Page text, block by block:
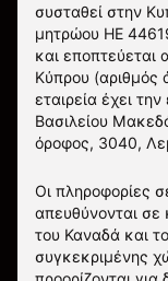
συσταθεί στην
μητρώου ΗΕ
και εποπτεύεται
Κύπρου (αριθμός
εταιρεία έχει
Βασιλείου
όροφος, 3040,
Οι πληροφορίες
απευθύνονται
του Καναδά και
συγκεκριμένης